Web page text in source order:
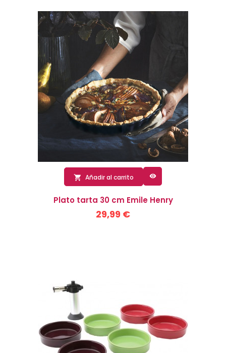
 Añadir al carrito 
Plato tarta 30 cm Emile Henry
29,99 €